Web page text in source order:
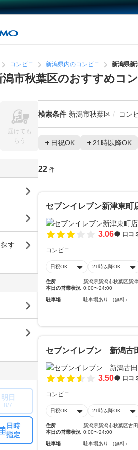
コンビニ 新潟県内のコンビニ 新潟県新
潟市秋葉区のおすすめコ
検索条件 新潟市秋葉区 コン
日祝OK 21時以降OK
22 件
セブンイレブン新津東町
3.06 口コ
コンビニ
日祝OK 21時以降OK
住所
新潟県新潟市秋葉区新
本日の営業状況 0:00〜24:00
駐車場 駐車場あり （無料）
セブンイレブン 新潟古
3.50 口コ
コンビニ
日祝OK 21時以降OK
住所
新潟県新潟市秋葉区古
本日の営業状況 0:00〜24:00
駐車場 駐車場あり （無料）
届けても
らう
す
明日
8/7
日時
指定